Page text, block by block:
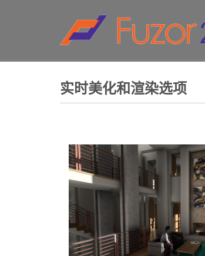
HOW TO SHOP
1 Login or create new account.
实时美化和渲染选项